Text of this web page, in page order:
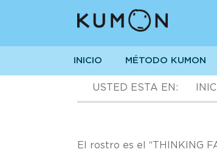
INICIO MÉTODO KUMON
USTED ESTA EN:
El rostro es el “THINKING